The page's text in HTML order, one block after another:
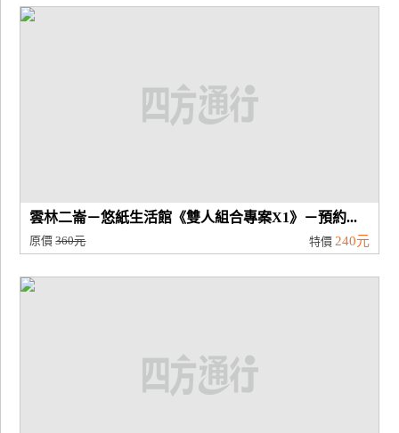
宣
傳
雲林二崙－悠紙生活館《雙人組合專案X1》－預約...
原價360元 特價 240元